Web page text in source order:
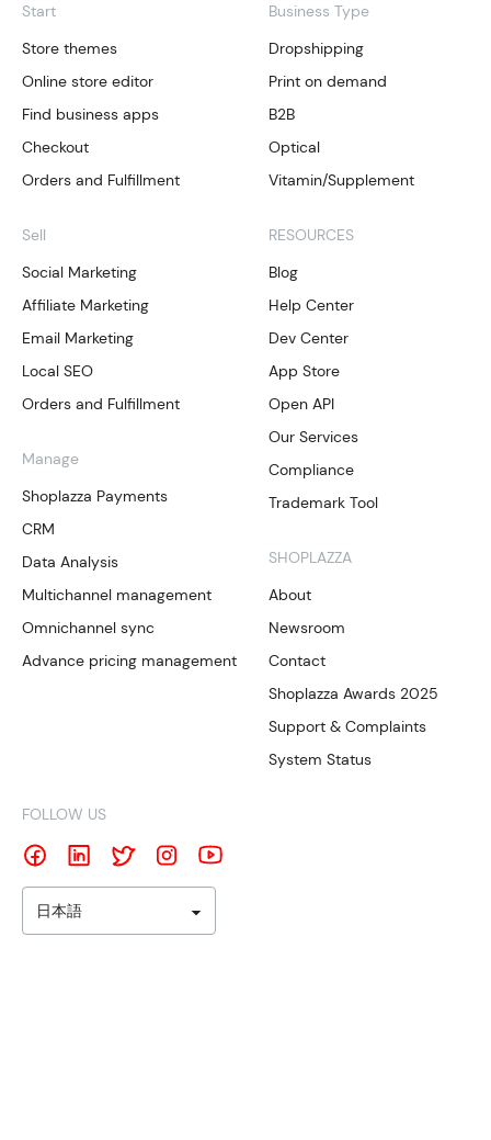
Start
Store themes
Online store editor
Find business apps
Checkout
Orders and Fulfillment
Sell
Social Marketing
Affiliate Marketing
Email Marketing
Local SEO
Orders and Fulfillment
Manage
Shoplazza Payments
CRM
Data Analysis
Multichannel management
Omnichannel sync
Advance pricing management
Business Type
Dropshipping
Print on demand
B2B
Optical
Vitamin/Supplement
RESOURCES
Blog
Help Center
Dev Center
App Store
Open API
Our Services
Compliance
Trademark Tool
SHOPLAZZA
About
Newsroom
Contact
Shoplazza Awards 2025
Support & Complaints
System Status
FOLLOW US
日本語